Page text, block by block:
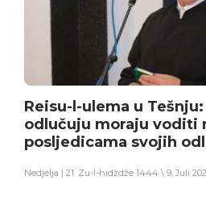
Reisu-l-ulema u
odlučuju moraju voditi
posljedicama svojih
Nedjelja | 21. Zu-l-hidždže 1444 \ 9. Juli